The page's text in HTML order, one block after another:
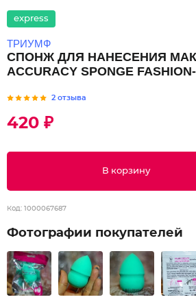
express
ТРИУМФ
СПОНЖ ДЛЯ НАНЕСЕНИЯ
ACCURACY SPONGE
2 отзыва
420 ₽
В корзину
Код: 1000067687
Фотографии покупателей